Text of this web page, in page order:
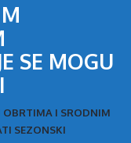
SE MOGU
OBRTIMA I SRODNIM
SEZONSKI